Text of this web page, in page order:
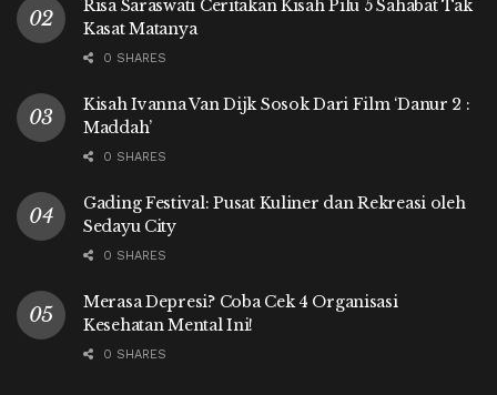
Risa Saraswati Ceritakan Kisah Pilu 5 Sahabat Tak
Kasat Matanya
0 SHARES
Kisah Ivanna Van Dijk Sosok Dari Film ‘Danur 2 :
Maddah’
0 SHARES
Gading Festival: Pusat Kuliner dan Rekreasi oleh
Sedayu City
0 SHARES
Merasa Depresi? Coba Cek 4 Organisasi
Kesehatan Mental Ini!
0 SHARES